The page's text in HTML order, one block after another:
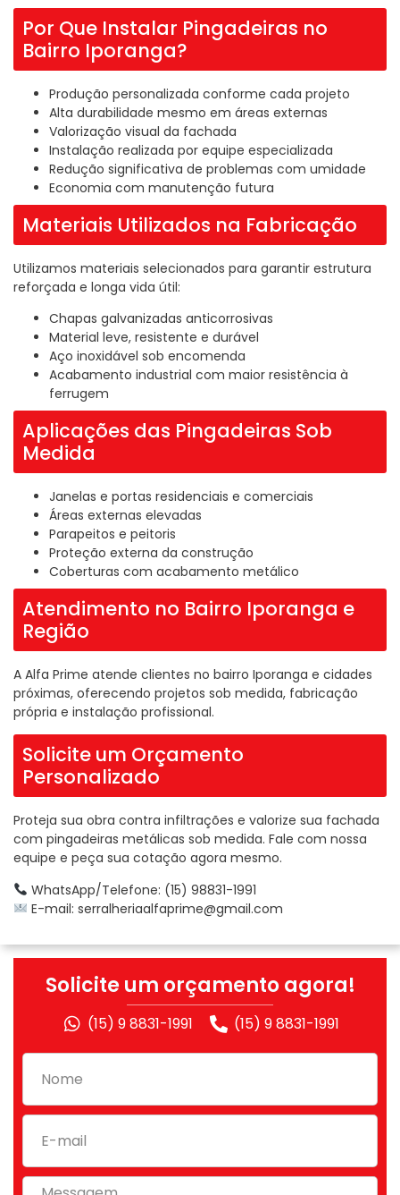
Por Que Instalar Pingadeiras no
Bairro Iporanga?
Produção personalizada conforme cada projeto
Alta durabilidade mesmo em áreas externas
Valorização visual da fachada
Instalação realizada por equipe especializada
Redução significativa de problemas com umidade
Economia com manutenção futura
Materiais Utilizados na Fabricação
Utilizamos materiais selecionados para garantir estrutura
reforçada e longa vida útil:
Chapas galvanizadas anticorrosivas
Material leve, resistente e durável
Aço inoxidável sob encomenda
Acabamento industrial com maior resistência à
ferrugem
Aplicações das Pingadeiras Sob
Medida
Janelas e portas residenciais e comerciais
Áreas externas elevadas
Parapeitos e peitoris
Proteção externa da construção
Coberturas com acabamento metálico
Atendimento no Bairro Iporanga e
Região
A Alfa Prime atende clientes no bairro Iporanga e cidades
próximas, oferecendo projetos sob medida, fabricação
própria e instalação profissional.
Solicite um Orçamento
Personalizado
Proteja sua obra contra infiltrações e valorize sua fachada
com pingadeiras metálicas sob medida. Fale com nossa
equipe e peça sua cotação agora mesmo.
WhatsApp/Telefone: (15) 98831-1991
E-mail: serralheriaalfaprime@gmail.com
Solicite um orçamento agora!
(15) 9 8831-1991 (15) 9 8831-1991